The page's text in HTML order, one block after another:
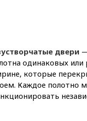
двери
одинаковых
которые
Каждое полотно